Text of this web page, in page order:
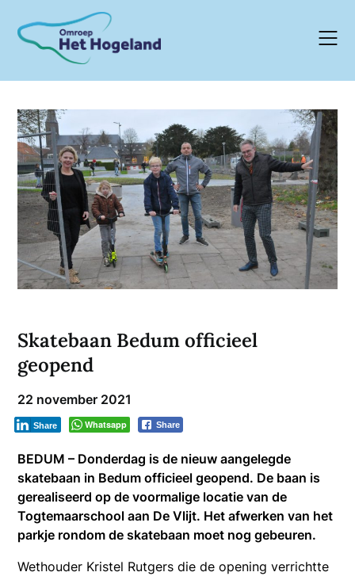
content
Skatebaan Bedum officieel
geopend
22 november 2021
Whatsapp Share
Share
BEDUM – Donderdag is de nieuw aangelegde
skatebaan in Bedum officieel geopend. De baan is
gerealiseerd op de voormalige locatie van de
Togtemaarschool aan De Vlijt. Het afwerken van het
parkje rondom de skatebaan moet nog gebeuren.
Wethouder Kristel Rutgers die de opening verrichtte